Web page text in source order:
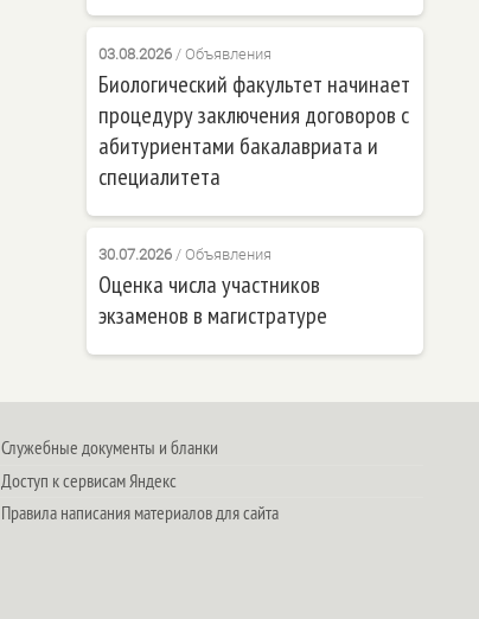
03.08.2026/ Объявления
Биологический факультет начинает
процедуру заключения договоров с
абитуриентами бакалавриата и
специалитета
30.07.2026/ Объявления
Оценка числа участников
экзаменов в магистратуре
Служебные документы и бланки
Доступ к сервисам Яндекс
Правила написания материалов для сайта